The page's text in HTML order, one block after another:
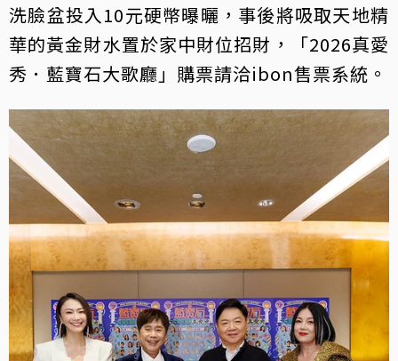
洗臉盆投入10元硬幣曝曬，事後將吸取天地精
華的黃金財水置於家中財位招財，「2026真愛
秀．藍寶石大歌廳」購票請洽ibon售票系統。